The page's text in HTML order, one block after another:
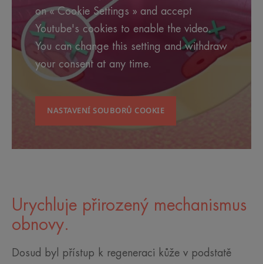
on « Cookie Settings » and accept
Youtube's cookies to enable the video.
You can change this setting and withdraw
your consent at any time.
NASTAVENÍ SOUBORŮ COOKIE
Urychluje přirozený mechanismus
obnovy.
Dosud byl přístup k regeneraci kůže v podstatě